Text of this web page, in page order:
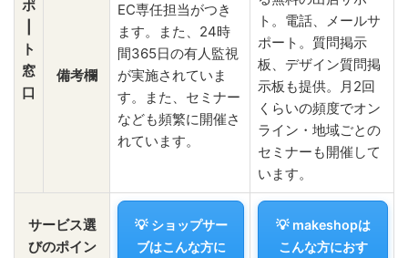
ポ
ト
窓
口
備考欄
EC専任担当がつき
ます。また、24時
間365日の有人監視
が実施されていま
す。また、セミナー
なども頻繁に開催さ
れています。
ト。電話、メールサ
ポート。質問掲示
板、デザイン質問掲
示板も提供。月2回
くらいの頻度でオン
ライン・地域ごとの
セミナーも開催して
います。
サービス選
びのポイン
💡 ショップサー
ブはこんな方に
💡 makeshopは
こんな方におす